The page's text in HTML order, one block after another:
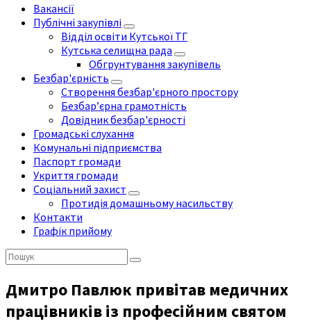
Вакансії
Публічні закупівлі
Відділ освіти Кутської ТГ
Кутська селищна рада
Обгрунтування закупівель
Безбар'єрність
Створення безбар'єрного простору
Безбар’єрна грамотність
Довідник безбар'єрності
Громадські слухання
Комунальні підприємства
Паспорт громади
Укриття громади
Соціальний захист
Протидія домашньому насильству
Контакти
Графік прийому
Пошук:
Дмитро Павлюк привітав медичних
працівників із професійним святом